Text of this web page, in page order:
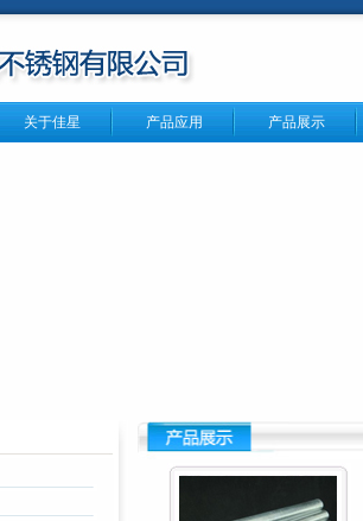
关于佳星 产品应用 产品展示